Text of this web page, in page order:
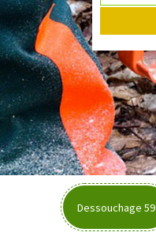
Dessouchage 59